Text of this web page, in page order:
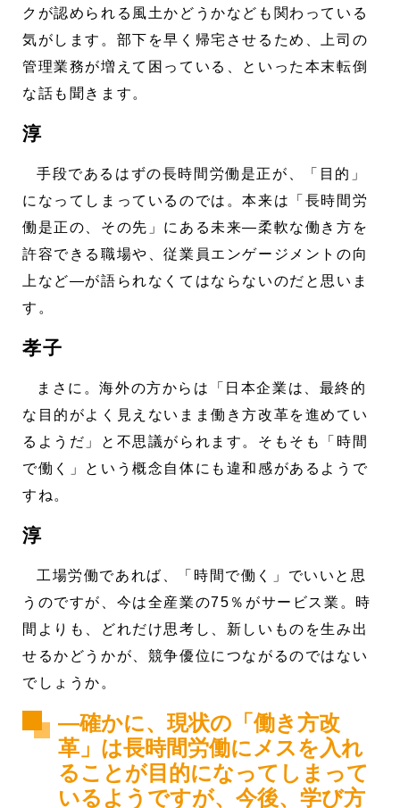
クが認められる風土かどうかなども関わっている
気がします。部下を早く帰宅させるため、上司の
管理業務が増えて困っている、といった本末転倒
な話も聞きます。
淳
手段であるはずの長時間労働是正が、「目的」
になってしまっているのでは。本来は「長時間労
働是正の、その先」にある未来―柔軟な働き方を
許容できる職場や、従業員エンゲージメントの向
上など―が語られなくてはならないのだと思いま
す。
孝子
まさに。海外の方からは「日本企業は、最終的
な目的がよく見えないまま働き方改革を進めてい
るようだ」と不思議がられます。そもそも「時間
で働く」という概念自体にも違和感があるようで
すね。
淳
工場労働であれば、「時間で働く」でいいと思
うのですが、今は全産業の75％がサービス業。時
間よりも、どれだけ思考し、新しいものを生み出
せるかどうかが、競争優位につながるのではない
でしょうか。
―確かに、現状の「働き方改
革」は長時間労働にメスを入れ
ることが目的になってしまって
いるようですが、今後、学び方